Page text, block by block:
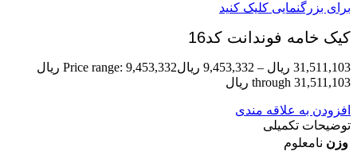
برای بزرگنمایی کلیک کنید
کیک خامه فوندانت کد16
31,511,103 ریال –
9,453,332 ریال
Price range: 9,453,332 ریال
through 31,511,103 ریال
افزودن به علاقه مندی
توضیحات تکمیلی
وزن نامعلوم